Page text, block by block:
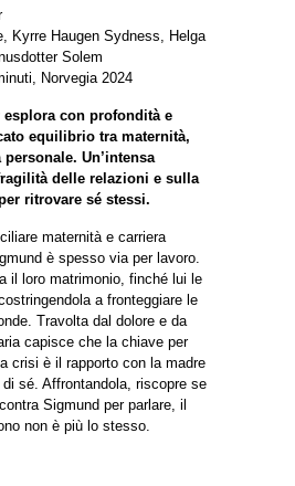
Kyrre Haugen Sydness, Helga
Solem
Norvegia 2024
con profondità e
equilibrio tra maternità,
Un’intensa
delle relazioni e sulla
ritrovare sé stessi.
maternità e carriera
è spesso via per lavoro.
il loro matrimonio, finché lui le
a fronteggiare le
Travolta dal dolore e da
capisce che la chiave per
crisi è il rapporto con la madre
sé. Affrontandola, riscopre se
Sigmund per parlare, il
non è più lo stesso.